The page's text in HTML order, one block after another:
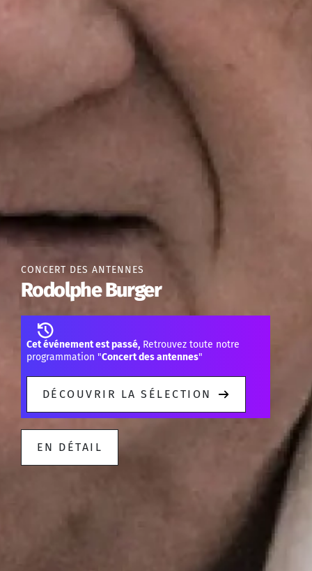
CONCERT DES ANTENNES
Rodolphe Burger
Cet événement est passé, Retrouvez toute notre
programmation "Concert des antennes"
DÉCOUVRIR LA SÉLECTION
EN DÉTAIL